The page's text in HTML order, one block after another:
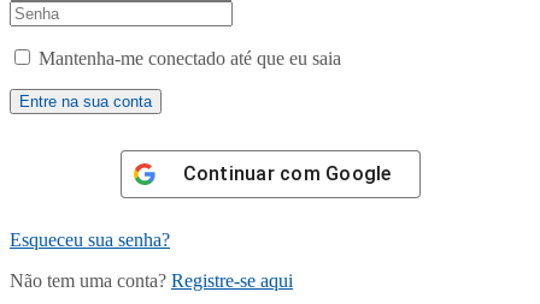
Mantenha-me conectado até que eu saia
Continuar com Google
Esqueceu sua senha?
Não tem uma conta? Registre-se aqui